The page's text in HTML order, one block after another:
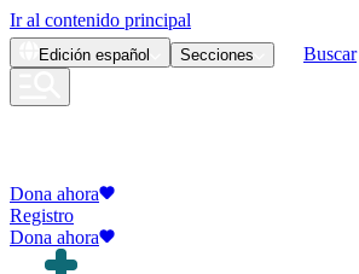
Ir al contenido principal
Edición español Secciones Buscar
Dona ahora
Registro
Dona ahora